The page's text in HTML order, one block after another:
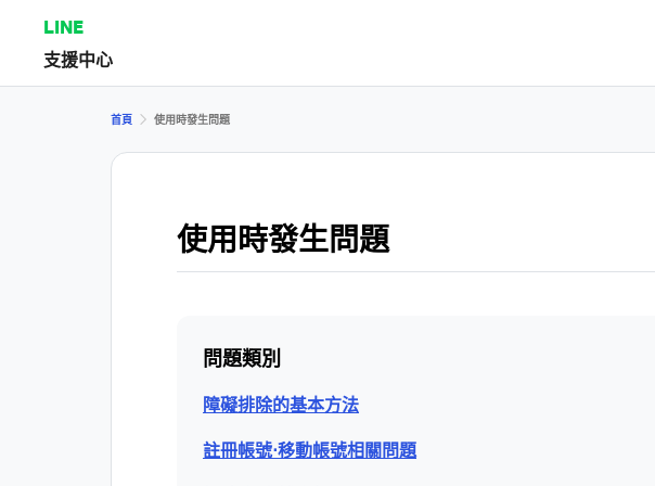
LINE
支援中心
首頁 使用時發生問題
使用時發生問題
問題類別
障礙排除的基本方法
註冊帳號⋅移動帳號相關問題